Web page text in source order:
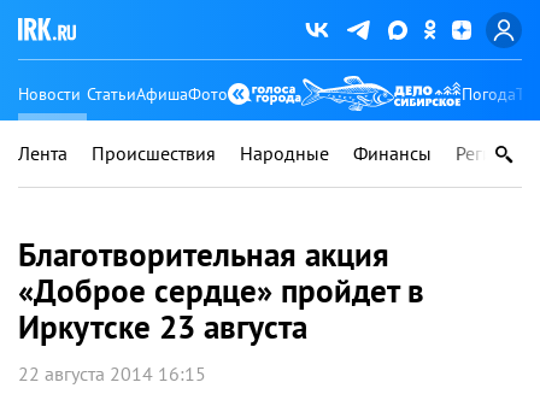
Новости СтатьиАфишаФото Погода
Лента Происшествия Народные Финансы Регионы
Благотворительная акция
«Доброе сердце» пройдет в
Иркутске 23 августа
22 августа 2014 16:15